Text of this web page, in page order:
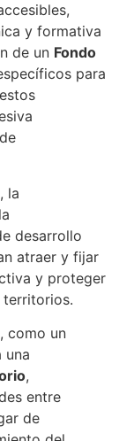
y formativa
de un Fondo
para
la
desarrollo
atraer y fijar
y proteger
como un
una
,
entre
de